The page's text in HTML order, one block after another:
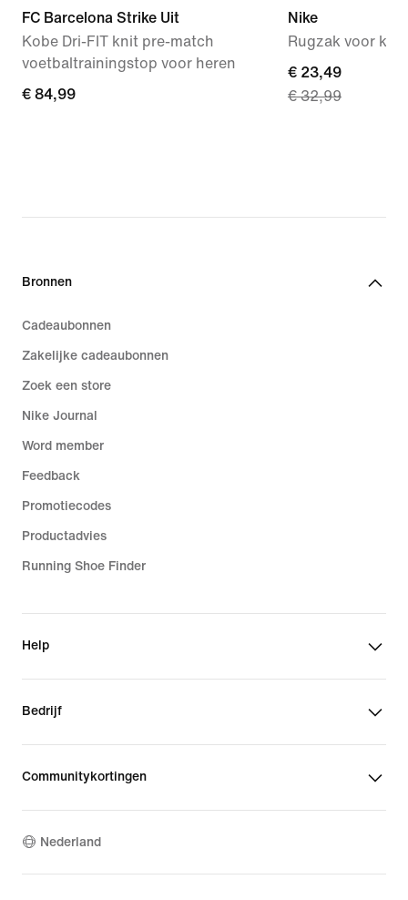
FC Barcelona Strike Uit
Kobe Dri-FIT knit pre-match
voetbaltrainingstop voor heren
€ 84,99
€ 84,99
Nike
Rugzak voor
current
price
€ 23,49
€ 32,99
Bronnen
Cadeaubonnen
Zakelijke cadeaubonnen
Zoek een store
Nike Journal
Word member
Feedback
Promotiecodes
Productadvies
Running Shoe Finder
Help
Bedrijf
Communitykortingen
Nederland